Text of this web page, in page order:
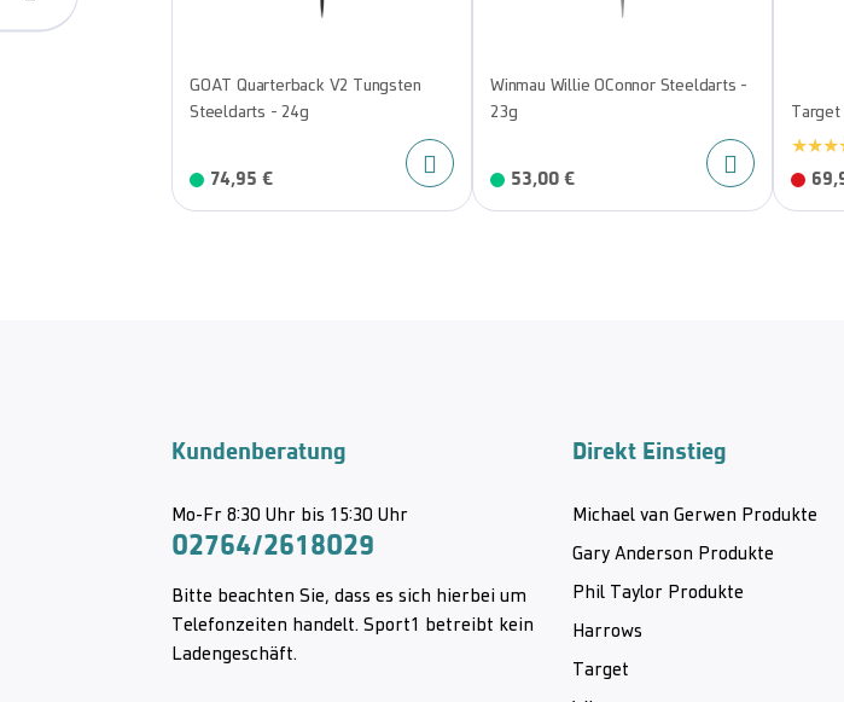
GOAT Quarterback V2 Tungsten
Steeldarts - 24g
74,95 €
Winmau Willie OConnor Steeldarts -
23g
53,00 €
Kundenberatung
Mo-Fr 8:30 Uhr bis 15:30 Uhr
02764/2618029
Bitte beachten Sie, dass es sich hierbei um
Telefonzeiten handelt. Sport1 betreibt kein
Ladengeschäft.
Direkt Einstieg
Michael van Gerwen Produkte
Gary Anderson Produkte
Phil Taylor Produkte
Harrows
Target